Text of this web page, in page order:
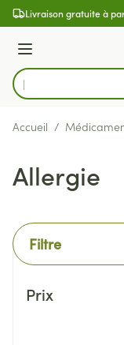
Aller au contenu
Livraison gratuite à
Menu
Rechercher
Accueil /
Allergie
Filtre
Prix